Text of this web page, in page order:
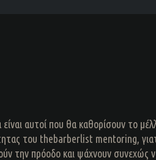
αυτοί που θα καθορίσουν το
του thebarberlist mentoring,
την πρόοδο και ψάχνουν συνεχώς